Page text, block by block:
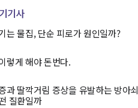
기사
는 물집, 단순 피로가 원인일까?
렇게 해야 돈번다.
과 딸깍거림 증상을 유발하는 방아쇠
질환일까